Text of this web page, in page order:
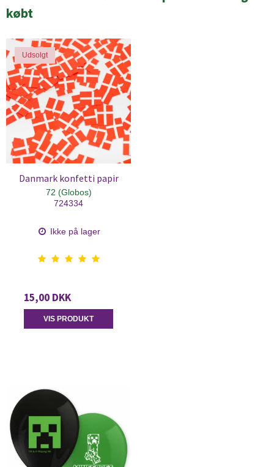
købt
Udsolgt
Danmark konfetti papir
72 (Globos)
724334
Ikke på lager
15,00 DKK
VIS PRODUKT